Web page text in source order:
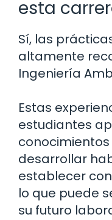
esta
Sí, las
altamente
Ingeniería
Estas
estudiantes
desarrollar
establecer
lo que puede
su futuro